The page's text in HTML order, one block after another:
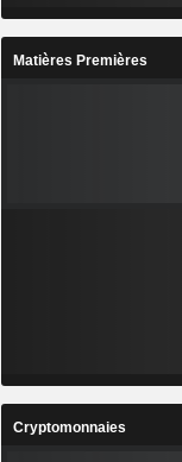
Matières Premières
Cryptomonnaies